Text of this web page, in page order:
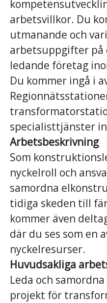
arbetsvillkor. Du
utmanande och
arbetsuppgifter på
ledande företag
Du kommer ingå i
specialisttjänster
Arbetsbeskrivning
Som
nyckelroll och
samordna
tidiga skeden till
kommer även
där du ses som en
nyckelresurser.
Huvudsakliga
Leda och
projekt för